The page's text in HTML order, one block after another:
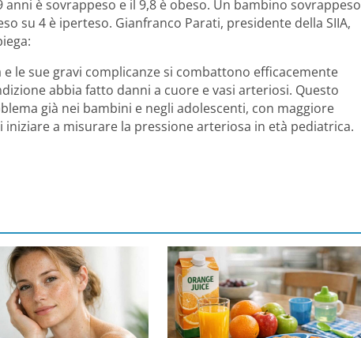
è sovrappeso e il 9,8 è obeso. Un bambino sovrappeso
su 4 è iperteso. Gianfranco Parati, presidente della SIIA,
le sue gravi complicanze si combattono efficacemente
abbia fatto danni a cuore e vasi arteriosi. Questo
già nei bambini e negli adolescenti, con maggiore
a misurare la pressione arteriosa in età pediatrica.